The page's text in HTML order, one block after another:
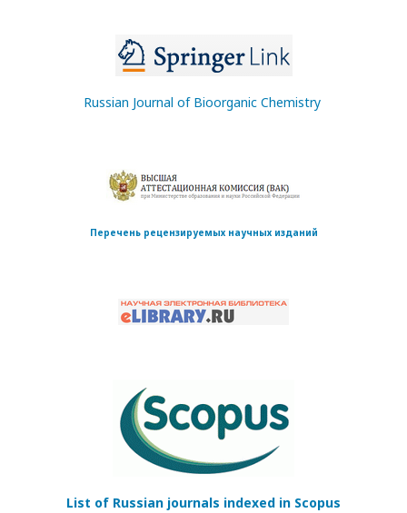
Russian Journal of Bioorganic Chemistry
Перечень рецензируемых научных изданий
List of Russian journals indexed in Scopus